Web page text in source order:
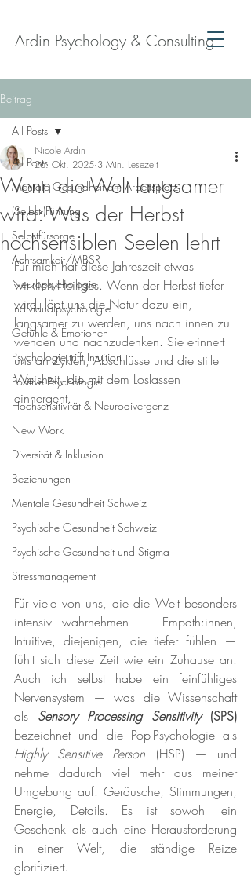
Ardin Psychology & Consulting
Beitrag
All Posts
Mentale Gesundheit am Arbeitsplatz
(Selbst-)Führung
Selbstfürsorge
Achtsamkeit/MBSR
Neuropsychologie
Individualpsychologie
Gefühle & Emotionen
Psychologie trifft Intuition
Positive Psychologie
Hochsensitivität & Neurodivergenz
New Work
Diversität & Inklusion
Beziehungen
Mentale Gesundheit Schweiz
Psychische Gesundheit Schweiz
Psychische Gesundheit und Stigma
Stressmanagement
All Posts
Wenn die Welt langsamer
wird: Was der Herbst
hochsensiblen Seelen lehrt
Nicole Ardin
26. Okt. 2025 3 Min. Lesezeit
Für mich hat diese Jahreszeit etwas
wirklich Heiliges. Wenn der Herbst tiefer
wird, lädt uns die Natur dazu ein,
langsamer zu werden, uns nach innen zu
wenden und nachzudenken. Sie erinnert
uns an Zyklen, Abschlüsse und die stille
Weisheit, die mit dem Loslassen
einhergeht.
Für viele von uns, die die Welt besonders
intensiv wahrnehmen — Empath:innen,
Intuitive, diejenigen, die tiefer fühlen —
fühlt sich diese Zeit wie ein Zuhause an.
Auch ich selbst habe ein feinfühliges
Nervensystem — was die Wissenschaft
als Sensory Processing Sensitivity (SPS)
Highly Sensitive Person (HSP) — und
nehme dadurch viel mehr aus meiner
Umgebung auf: Geräusche, Stimmungen,
Energie, Details. Es ist sowohl ein
Geschenk als auch eine Herausforderung
in einer Welt, die ständige Reize
glorifiziert.